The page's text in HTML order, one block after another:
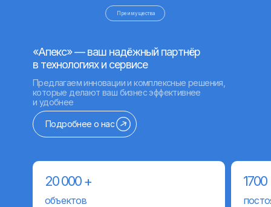
Преимущества
«Апекс» — ваш надёжный партнёр
в технологиях и сервисе
Предлагаем инновации и комплексные решения,
которые делают ваш бизнес эффективнее
и удобнее
Подробнее о нас
20 000 +
объектов
1700